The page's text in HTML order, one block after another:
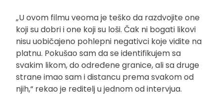
„U ovom filmu veoma je teško da razdvojite one
koji su dobri i one koji su loši. Čak ni bogati likovi
nisu uobičajeno pohlepni negativci koje vidite na
platnu. Pokušao sam da se identifikujem sa
svakim likom, do određene granice, ali sa druge
strane imao sam i distancu prema svakom od
njih,“ rekao je reditelj u jednom od intervjua.